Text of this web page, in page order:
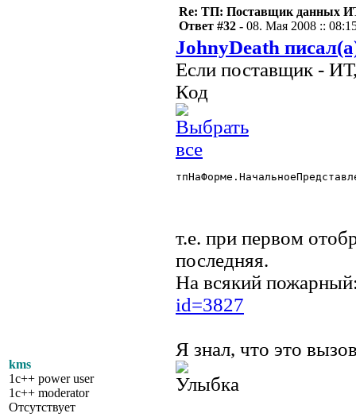
kms
1c++ power user
1c++ moderator
Отсутствует
Re: ТП: Поставщик данных
Ответ #32 - 08. Мая 2008 ::
JohnyDeath
Если поставщик -
Код
т.е. при первом
последняя.
На всякий
id=3827
Я знал, что это